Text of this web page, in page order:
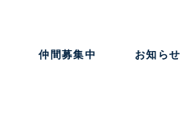
仲間募集中 お知らせ